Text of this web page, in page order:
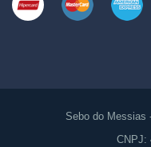
Sebo do Messias
CNPJ: